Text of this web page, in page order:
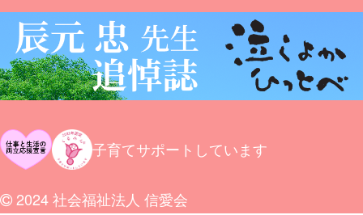
子育てサポートしています
2024 社会福祉法人 信愛会